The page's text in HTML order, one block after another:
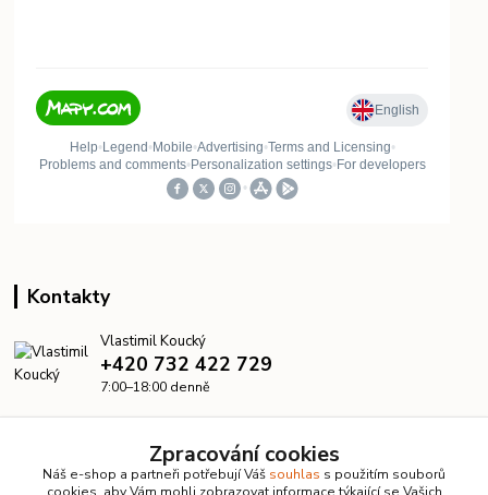
Kontakty
Vlastimil Koucký
+420 732 422 729
7:00–18:00 denně
Zpracování cookies
Náš e-shop a partneři potřebují Váš souhlas s použitím souborů
cookies, aby Vám mohli zobrazovat informace týkající se Vašich